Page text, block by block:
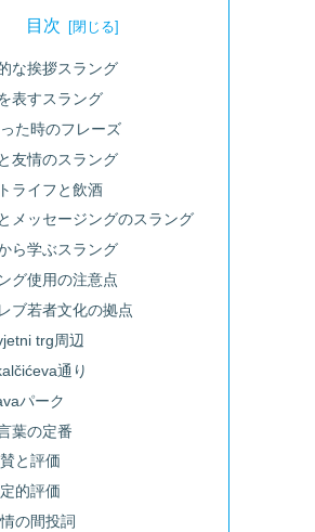
目次
な挨拶スラング
表すスラング
た時のフレーズ
友情のスラング
ライフと飲酒
メッセージングのスラング
ら学ぶスラング
グ使用の注意点
ブ若者文化の拠点
trg周辺
通り
パーク
葉の定番
と評価
的評価
の間投詞